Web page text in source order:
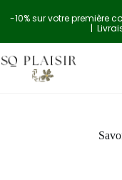
-10% sur votre première
|